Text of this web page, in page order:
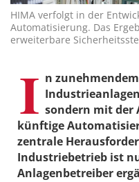
HIMA verfolgt in der
Automatisierung. Das
erweiterbare
I n
sondern mit der
künftige
zentrale
Industriebetrieb ist
Anlagenbetreiber